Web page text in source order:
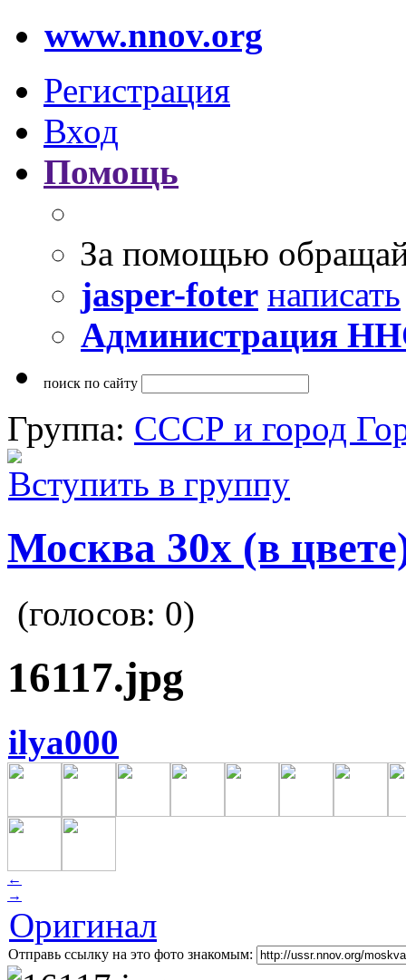
www.nnov.org
Регистрация
Вход
Помощь
За помощью
jasper-foter написать
Администрация
поиск по сайту
Группа: СССР и город
Вступить в группу
Москва 30x (в
(голосов: 0)
16117.jpg
ilya000
←
→
Оригинал
Отправь ссылку на это фото знакомым: